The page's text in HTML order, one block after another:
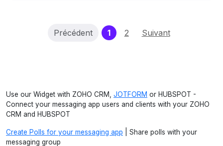
Précédent 1(current)
2 Suivant
Use our Widget with ZOHO CRM, JOTFORM or HUBSPOT -
Connect your messaging app users and clients with your ZOHO
CRM and HUBSPOT
Create Polls for your messaging app | Share polls with your
messaging group